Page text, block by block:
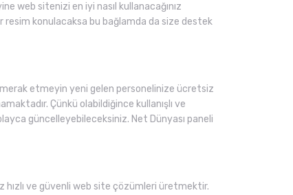
web sitenizi en iyi nasıl kullanacağınız
resim konulacaksa bu bağlamda da size destek
etmeyin yeni gelen personelinize ücretsiz
Çünkü olabildiğince kullanışlı ve
güncelleyebileceksiniz. Net Dünyası paneli
hızlı ve güvenli web site çözümleri üretmektir.